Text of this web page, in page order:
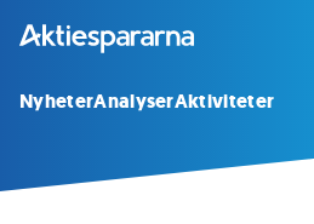
NyheterAnalyserAktiviteter